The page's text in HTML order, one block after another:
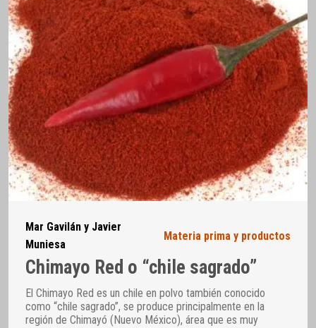
Mar Gavilán y Javier
Muniesa
Materia prima y productos
Chimayo Red o “chile sagrado”
El Chimayo Red es un chile en polvo también conocido
como “chile sagrado”, se produce principalmente en la
región de Chimayó (Nuevo México), área que es muy